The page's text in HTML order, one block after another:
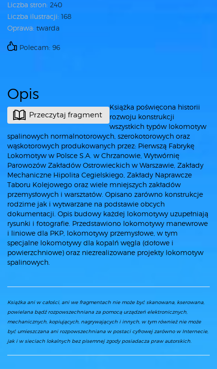
Liczba stron: 240
Liczba ilustracji: 168
Oprawa: twarda
Polecam: 96
Opis
Przeczytaj fragment
Książka poświęcona historii
rozwoju konstrukcji
wszystkich typów lokomotyw
spalinowych normalnotorowych, szerokotorowych oraz
wąskotorowych produkowanych przez: Pierwszą Fabrykę
Lokomotyw w Polsce S.A. w Chrzanowie, Wytwórnię
Parowozów Zakładów Ostrowieckich w Warszawie, Zakłady
Mechaniczne Hipolita Cegielskiego, Zakłady Naprawcze
Taboru Kolejowego oraz wiele mniejszych zakładów
przemysłowych i warsztatów. Opisano zarówno konstrukcje
rodzime jak i wytwarzane na podstawie obcych
dokumentacji. Opis budowy każdej lokomotywy uzupełniają
rysunki i fotografie. Przedstawiono lokomotywy manewrowe
i liniowe dla PKP, lokomotywy przemysłowe, w tym
specjalne lokomotywy dla kopalń węgla (dołowe i
powierzchniowe) oraz niezrealizowane projekty lokomotyw
spalinowych.
Książka ani w całości, ani we fragmentach nie może być skanowana, kserowana,
powielana bądź rozpowszechniana za pomocą urządzeń elektronicznych,
mechanicznych, kopiujących, nagrywających i innych, w tym również nie może
być umieszczana ani rozpowszechniana w postaci cyfrowej zarówno w Internecie,
jak i w sieciach lokalnych bez pisemnej zgody posiadacza praw autorskich.